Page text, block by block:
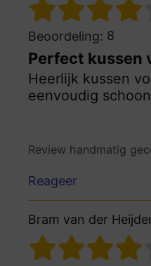
Beoordeling: 8
Perfect kussen
Heerlijk kussen
eenvoudig
Review handmatig
Reageer
Bram van der